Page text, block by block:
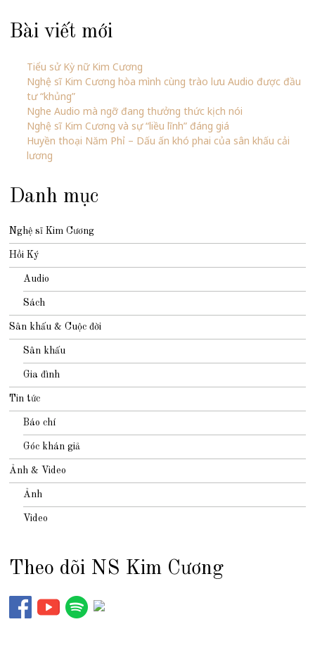
Bài viết mới
Tiểu sử Kỳ nữ Kim Cương
Nghệ sĩ Kim Cương hòa mình cùng trào lưu Audio được đầu
tư “khủng”
Nghe Audio mà ngỡ đang thưởng thức kịch nói
Nghệ sĩ Kim Cương và sự “liều lĩnh” đáng giá
Huyền thoại Năm Phỉ – Dấu ấn khó phai của sân khấu cải
lương
Danh mục
Nghệ sĩ Kim Cương
Hồi Ký
Audio
Sách
Sân khấu & Cuộc đời
Sân khấu
Gia đình
Tin tức
Báo chí
Góc khán giả
Ảnh & Video
Ảnh
Video
Theo dõi NS Kim Cương